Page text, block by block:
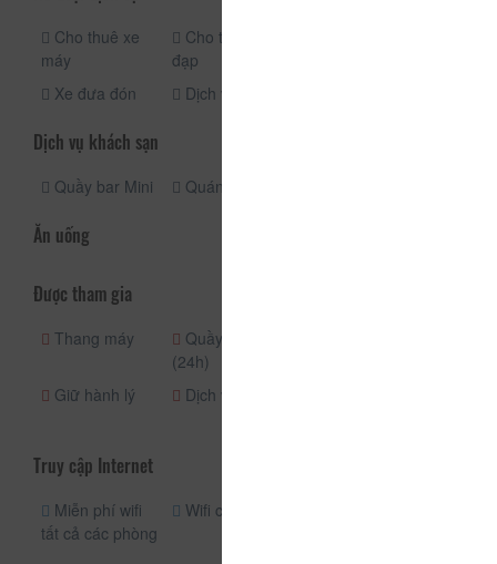
Cho thuê xe
máy
Cho thuê xe
đạp
Xe đưa đón
Dịch vụ taxi
Dịch vụ khách sạn
Quầy bar Mini Quán cà phê
Ăn uống
Được tham gia
Thang máy
Quầy lễ tân
(24h)
Giữ hành lý
Dịch vụ vé
Truy cập Internet
Miễn phí wifi
tất cả các phòng
Wifi công cộng